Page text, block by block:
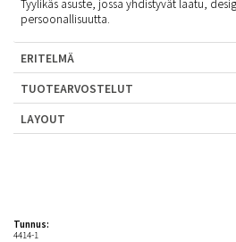
Tyylikäs asuste, jossa yhdistyvät laatu,
persoonallisuutta.
ERITELMÄ
TUOTEARVOSTELUT
LAYOUT
Tunnus:
4414-1